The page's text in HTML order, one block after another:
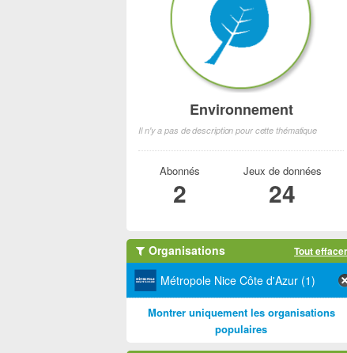
Environnement
Il n'y a pas de description pour cette thématique
Abonnés
2
Jeux de données
24
Organisations Tout effacer
Métropole Nice Côte d'Azur (1)
Montrer uniquement les organisations
populaires